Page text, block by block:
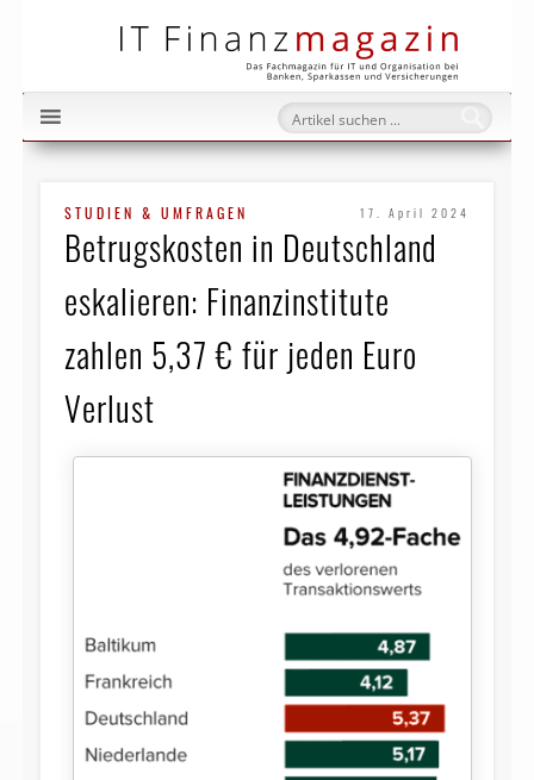
STUDIEN & UMFRAGEN 17. April 2024
Betrugskosten in Deutschland
eskalieren: Finanzinstitute
zahlen 5,37 € für jeden Euro
Verlust